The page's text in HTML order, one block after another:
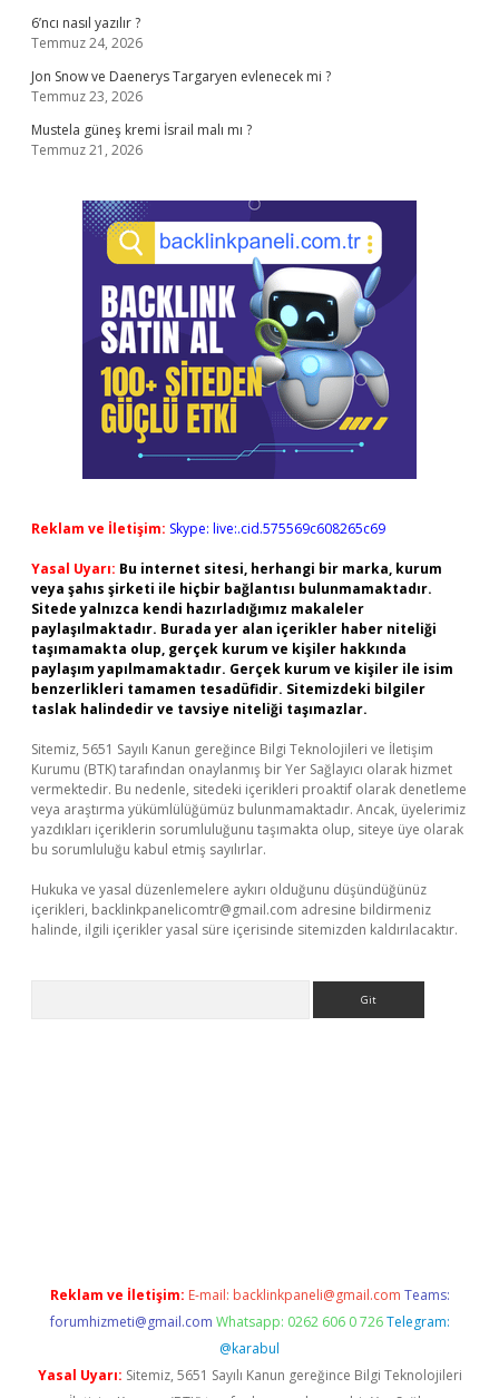
6’ncı nasıl yazılır ?
Temmuz 24, 2026
Jon Snow ve Daenerys Targaryen evlenecek mi ?
Temmuz 23, 2026
Mustela güneş kremi İsrail malı mı ?
Temmuz 21, 2026
Reklam ve İletişim: Skype: live:.cid.575569c608265c69
Yasal Uyarı: Bu internet sitesi, herhangi bir marka, kurum
veya şahıs şirketi ile hiçbir bağlantısı bulunmamaktadır.
Sitede yalnızca kendi hazırladığımız makaleler
paylaşılmaktadır. Burada yer alan içerikler haber niteliği
taşımamakta olup, gerçek kurum ve kişiler hakkında
paylaşım yapılmamaktadır. Gerçek kurum ve kişiler ile isim
benzerlikleri tamamen tesadüfidir. Sitemizdeki bilgiler
taslak halindedir ve tavsiye niteliği taşımazlar.
Sitemiz, 5651 Sayılı Kanun gereğince Bilgi Teknolojileri ve İletişim
Kurumu (BTK) tarafından onaylanmış bir Yer Sağlayıcı olarak hizmet
vermektedir. Bu nedenle, sitedeki içerikleri proaktif olarak denetleme
veya araştırma yükümlülüğümüz bulunmamaktadır. Ancak, üyelerimiz
yazdıkları içeriklerin sorumluluğunu taşımakta olup, siteye üye olarak
bu sorumluluğu kabul etmiş sayılırlar.
Hukuka ve yasal düzenlemelere aykırı olduğunu düşündüğünüz
içerikleri, backlinkpanelicomtr@gmail.com adresine bildirmeniz
halinde, ilgili içerikler yasal süre içerisinde sitemizden kaldırılacaktır.
Reklam ve İletişim: E-mail: backlinkpaneli@gmail.com Teams:
forumhizmeti@gmail.com Whatsapp: 0262 606 0 726 Telegram:
@karabul
Yasal Uyarı: Sitemiz, 5651 Sayılı Kanun gereğince Bilgi Teknolojileri